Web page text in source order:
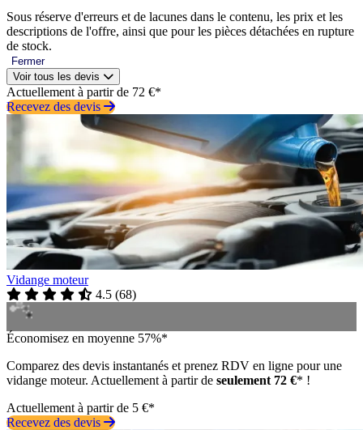
Sous réserve d'erreurs et de lacunes dans le contenu, les prix et les
descriptions de l'offre, ainsi que pour les pièces détachées en rupture
de stock.
Fermer
Voir tous les devis
Actuellement à partir de 72 €*
Recevez des devis
Vidange moteur
4.5 (68)
Économisez en moyenne 57%*
Comparez des devis instantanés et prenez RDV en ligne pour une
vidange moteur. Actuellement à partir de seulement 72 €* !
Actuellement à partir de 5 €*
Recevez des devis